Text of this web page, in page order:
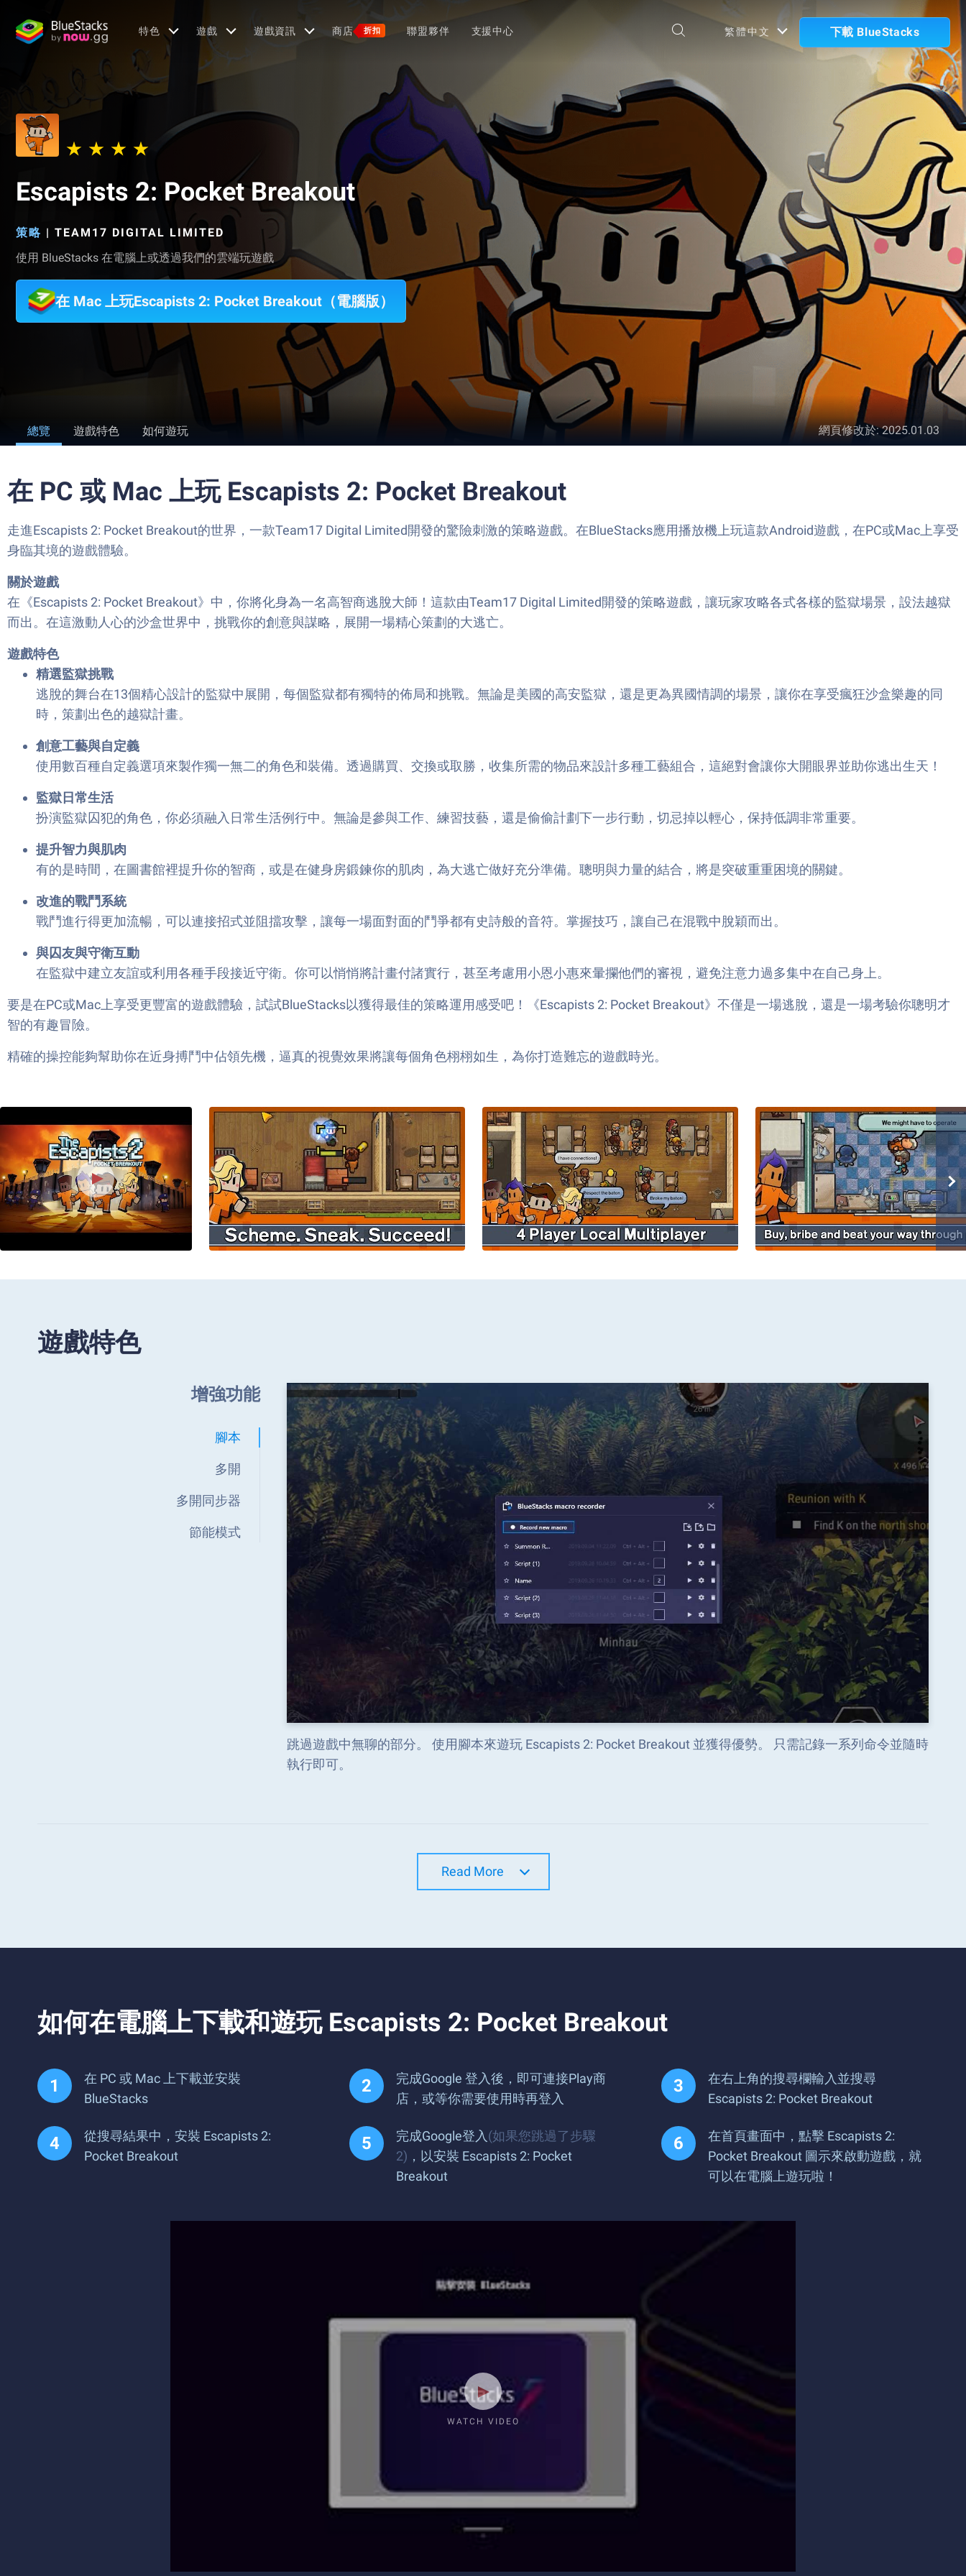
特色 遊戲 遊戲資訊 商店 折扣 聯盟夥伴 支援中心 繁體中文 下載 BlueStacks
Escapists 2: Pocket Breakout
策略 | TEAM17 DIGITAL LIMITED
使用 BlueStacks 在電腦上或透過我們的雲端玩遊戲
在 Mac 上玩Escapists 2: Pocket Breakout（電腦版）
總覽 遊戲特色 如何遊玩 網頁修改於:2025.01.03
在 PC 或 Mac 上玩 Escapists 2: Pocket Breakout
走進Escapists 2: Pocket Breakout的世界，一款Team17 Digital Limited開發的驚險刺激的策略遊戲。在BlueStacks應用播放機上玩這款Android遊戲，在PC或Mac上享受
身臨其境的遊戲體驗。
關於遊戲
在《Escapists 2: Pocket Breakout》中，你將化身為一名高智商逃脫大師！這款由Team17 Digital Limited開發的策略遊戲，讓玩家攻略各式各樣的監獄場景，設法越獄
而出。在這激動人心的沙盒世界中，挑戰你的創意與謀略，展開一場精心策劃的大逃亡。
遊戲特色
精選監獄挑戰
逃脫的舞台在13個精心設計的監獄中展開，每個監獄都有獨特的佈局和挑戰。無論是美國的高安監獄，還是更為異國情調的場景，讓你在享受瘋狂沙盒樂趣的同
時，策劃出色的越獄計畫。
創意工藝與自定義
使用數百種自定義選項來製作獨一無二的角色和裝備。透過購買、交換或取勝，收集所需的物品來設計多種工藝組合，這絕對會讓你大開眼界並助你逃出生天！
監獄日常生活
扮演監獄囚犯的角色，你必須融入日常生活例行中。無論是參與工作、練習技藝，還是偷偷計劃下一步行動，切忌掉以輕心，保持低調非常重要。
提升智力與肌肉
有的是時間，在圖書館裡提升你的智商，或是在健身房鍛鍊你的肌肉，為大逃亡做好充分準備。聰明與力量的結合，將是突破重重困境的關鍵。
改進的戰鬥系統
戰鬥進行得更加流暢，可以連接招式並阻擋攻擊，讓每一場面對面的鬥爭都有史詩般的音符。掌握技巧，讓自己在混戰中脫穎而出。
與囚友與守衛互動
在監獄中建立友誼或利用各種手段接近守衛。你可以悄悄將計畫付諸實行，甚至考慮用小恩小惠來暈攔他們的審視，避免注意力過多集中在自己身上。
要是在PC或Mac上享受更豐富的遊戲體驗，試試BlueStacks以獲得最佳的策略運用感受吧！《Escapists 2: Pocket Breakout》不僅是一場逃脫，還是一場考驗你聰明才
智的有趣冒險。
精確的操控能夠幫助你在近身搏鬥中佔領先機，逼真的視覺效果將讓每個角色栩栩如生，為你打造難忘的遊戲時光。
遊戲特色
增強功能
腳本
多開
多開同步器
節能模式
跳過遊戲中無聊的部分。 使用腳本來遊玩 Escapists 2: Pocket Breakout 並獲得優勢。 只需記錄一系列命令並隨時
執行即可。
Read More
如何在電腦上下載和遊玩 Escapists 2: Pocket Breakout
在 PC 或 Mac 上下載並安裝
BlueStacks
完成Google 登入後，即可連接Play商
店，或等你需要使用時再登入
在右上角的搜尋欄輸入並搜尋
Escapists 2: Pocket Breakout
從搜尋結果中，安裝 Escapists 2:
Pocket Breakout
完成Google登入 (如果您跳過了步驟
2) ，以安裝 Escapists 2: Pocket
Breakout
在首頁畫面中，點擊 Escapists 2:
Pocket Breakout 圖示來啟動遊戲，就
可以在電腦上遊玩啦！
WATCH VIDEO